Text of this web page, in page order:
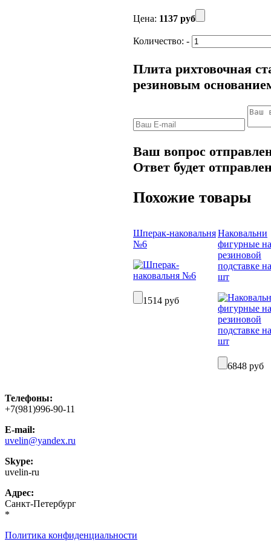
Цена: 1137 руб
Количество: -
Плита рихтовочная
резиновым
Ваш вопрос
Ответ будет
Похожие товары
Шперак-наковальня
№6
1514 руб
Наковальни
фигурные на
резиновой
подставке
шт
6848 руб
Телефоны:
+7(981)996-90-11
E-mail:
uvelin@yandex.ru
Skype:
uvelin-ru
Адрес:
Санкт-Петербург
*
Политика конфиденциальности